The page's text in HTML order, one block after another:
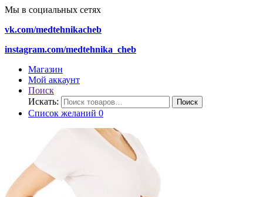
Мы в социальных сетях
vk.com/medtehnikacheb
instagram.com/medtehnika_cheb
Магазин
Мой аккаунт
Поиск
Искать:
Поиск
Список желаний 0